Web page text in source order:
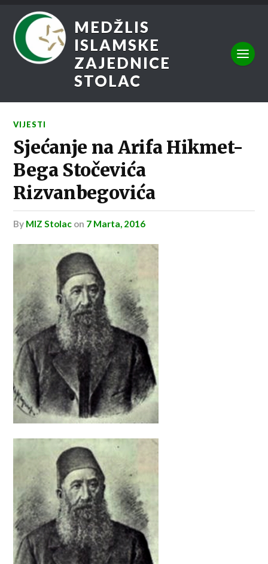
MEDŽLIS
ISLAMSKE
ZAJEDNICE
STOLAC
VIJESTI
Sjećanje na Arifa Hikmet-
Bega Stočevića
Rizvanbegovića
by MIZ Stolac on 7 Marta, 2016